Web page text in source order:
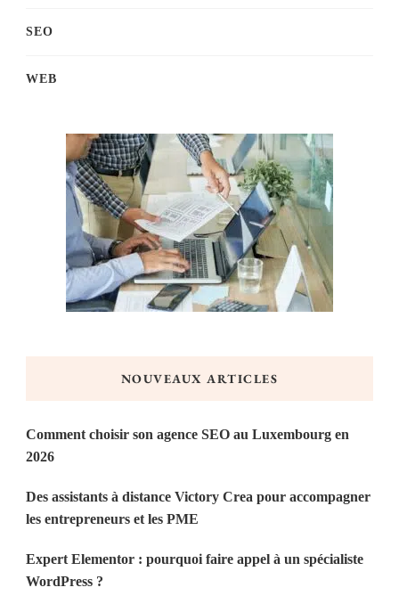
SEO
WEB
NOUVEAUX ARTICLES
Comment choisir son agence SEO au Luxembourg en
2026
Des assistants à distance Victory Crea pour accompagner
les entrepreneurs et les PME
Expert Elementor : pourquoi faire appel à un spécialiste
WordPress ?